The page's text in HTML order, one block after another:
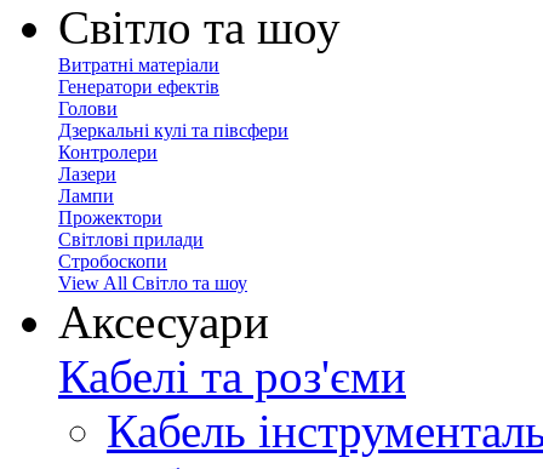
Світло та шоу
Витратні матеріали
Генератори ефектів
Голови
Дзеркальні кулі та півсфери
Контролери
Лазери
Лампи
Прожектори
Світлові прилади
Стробоскопи
View All Світло та шоу
Аксесуари
Кабелі та роз'єми
Кабель